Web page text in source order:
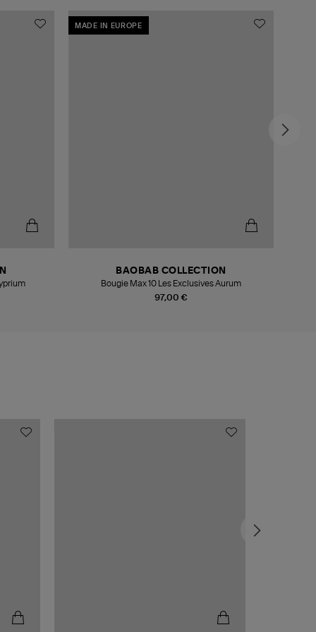
MADE IN EUROPE
97,00 €
BAOBAB COLLECTION
Bougie Max 10 Les Exclusives Aurum